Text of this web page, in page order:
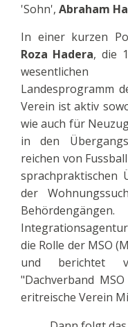
'Sohn', Abraham
In einer kurzen
Roza Hadera, die
wesentlichen
Landesprogramm
Verein ist aktiv
wie auch für
in den
reichen von
der
Behördengängen.
die Rolle der MSO
und berichtet
"Dachverband
eritreische Verein